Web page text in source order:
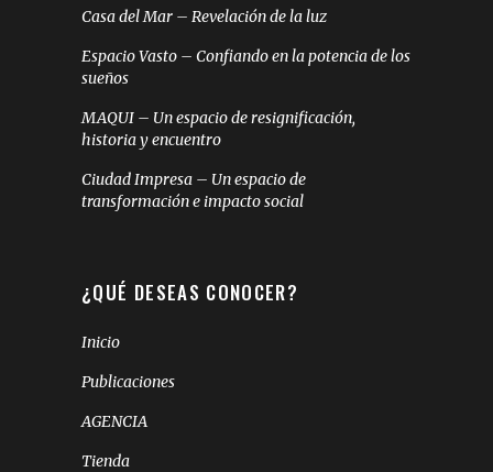
Casa del Mar – Revelación de la luz
Espacio Vasto – Confiando en la potencia de los
sueños
MAQUI – Un espacio de resignificación,
historia y encuentro
Ciudad Impresa – Un espacio de
transformación e impacto social
¿QUÉ DESEAS CONOCER?
Inicio
Publicaciones
AGENCIA
Tienda